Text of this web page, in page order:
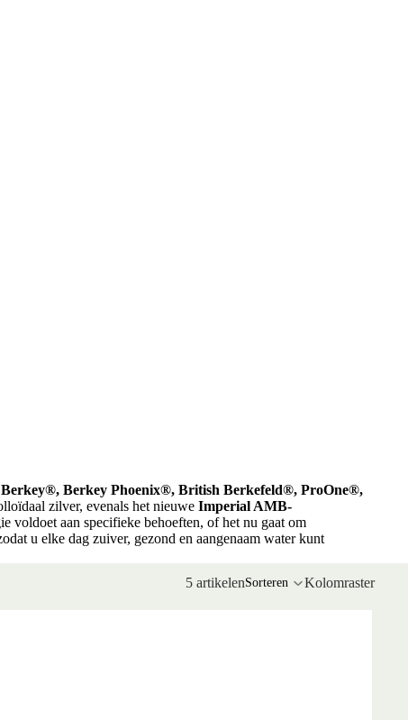
Berkey®, Berkey Phoenix®, British Berkefeld®, ProOne®,
zilver, evenals het nieuwe Imperial AMB-
voldoet aan specifieke behoeften, of het nu gaat om
u elke dag zuiver, gezond en aangenaam water kunt
5 artikelenSorteren Kolomraster